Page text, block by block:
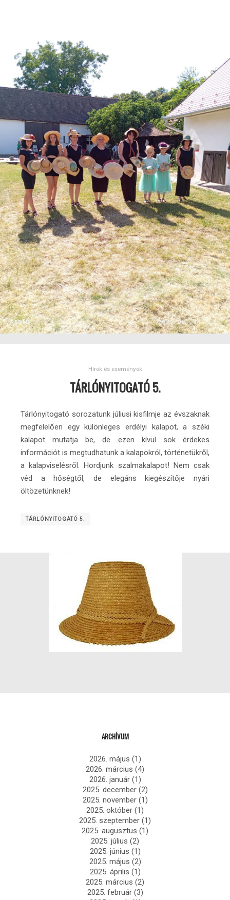
Hírek és események
TÁRLÓNYITOGATÓ 5.
Tárlónyitogató sorozatunk júliusi kisfilmje az évszaknak
megfelelően egy különleges erdélyi kalapot, a széki
kalapot mutatja be, de ezen kívül sok érdekes
információt is megtudhatunk a kalapokról, történetükről,
a kalapviselésről. Hordjunk szalmakalapot! Nem csak
véd a hőségtől, de elegáns kiegészítője nyári
öltözetünknek!
TÁRLÓNYITOGATÓ 5.
ARCHÍVUM
2026. május (1)
2026. március (4)
2026. január(1)
2025. december(2)
2025. november(1)
2025. október (1)
2025. szeptember (1)
2025. augusztus (1)
2025. július (2)
2025. június (1)
2025. május (2)
2025. április (1)
2025. március (2)
2025. február(3)